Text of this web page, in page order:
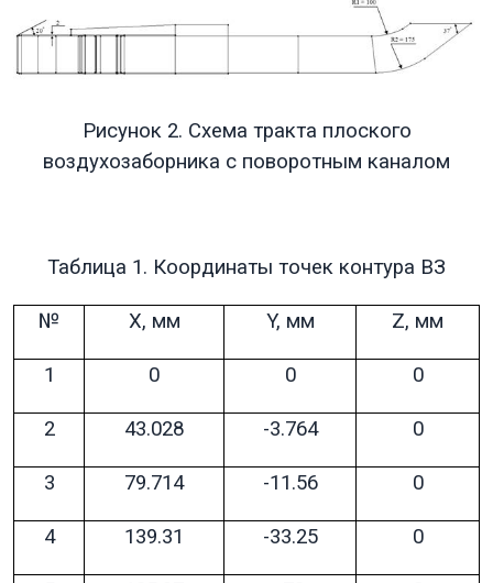
Рисунок 2. Схема тракта плоского
воздухозаборника с поворотным каналом
Таблица 1. Координаты точек контура ВЗ
№ X, мм Y, мм Z, мм
1 0 0 0
2 43.028 -3.764 0
3 79.714 -11.56 0
4 139.31 -33.25 0